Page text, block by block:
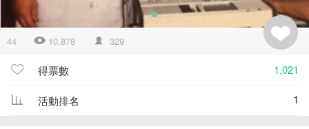
44 10,878 329
得票數 1,021
活動排名 1